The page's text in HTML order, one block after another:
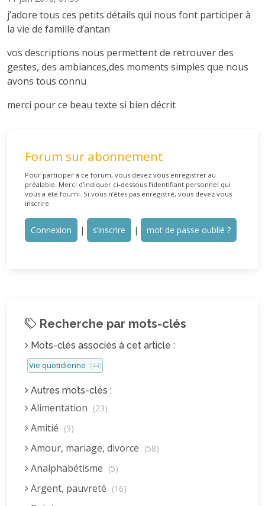
j’adore tous ces petits détails qui nous font participer à
la vie de famille d’antan
vos descriptions nous permettent de retrouver des
gestes, des ambiances,des moments simples que nous
avons tous connu
merci pour ce beau texte si bien décrit
Forum sur abonnement
Pour participer à ce forum, vous devez vous enregistrer au
préalable. Merci d’indiquer ci-dessous l’identifiant personnel qui
vous a été fourni. Si vous n’êtes pas enregistré, vous devez vous
inscrire.
Connexion | s’inscrire | mot de passe oublié ?
Recherche par mots-clés
Mots-clés associés à cet article :
Vie quotidienne (44)
Autres mots-clés :
Alimentation (23)
Amitié (9)
Amour, mariage, divorce (58)
Analphabétisme (5)
Argent, pauvreté (16)